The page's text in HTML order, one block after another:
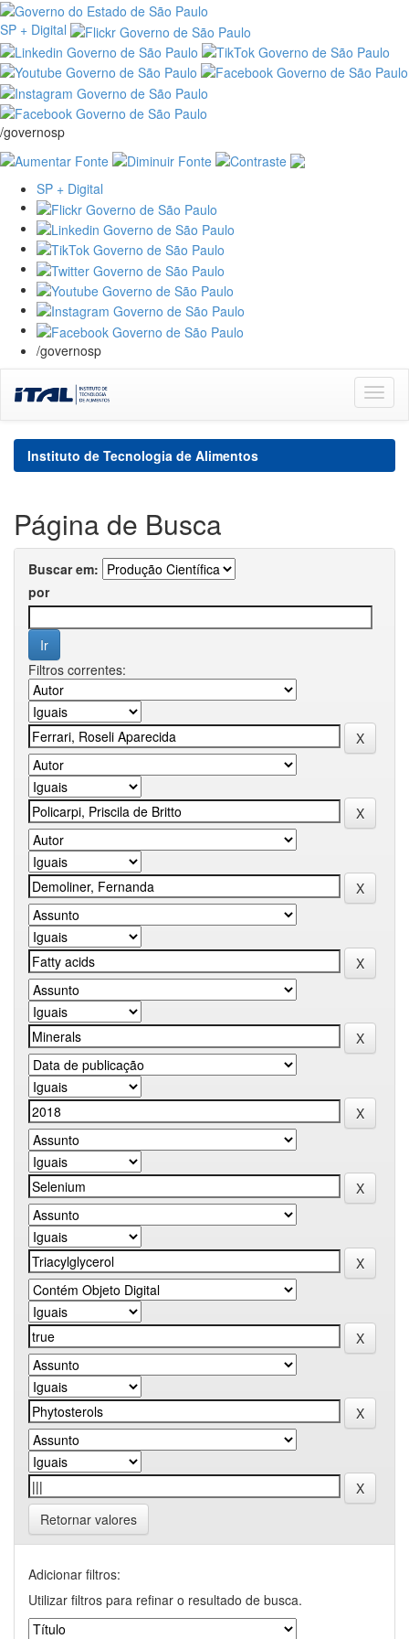
SP + Digital
/governosp
SP + Digital
/governosp
navigation
Instituto de Tecnologia de Alimentos
Página de Busca
Buscar em:
por
Filtros correntes:
Retornar valores
Adicionar filtros:
Utilizar filtros para refinar o resultado de busca.